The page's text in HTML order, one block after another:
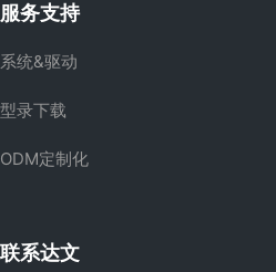
服务支持
系统&驱动
型录下载
ODM定制化
联系达文